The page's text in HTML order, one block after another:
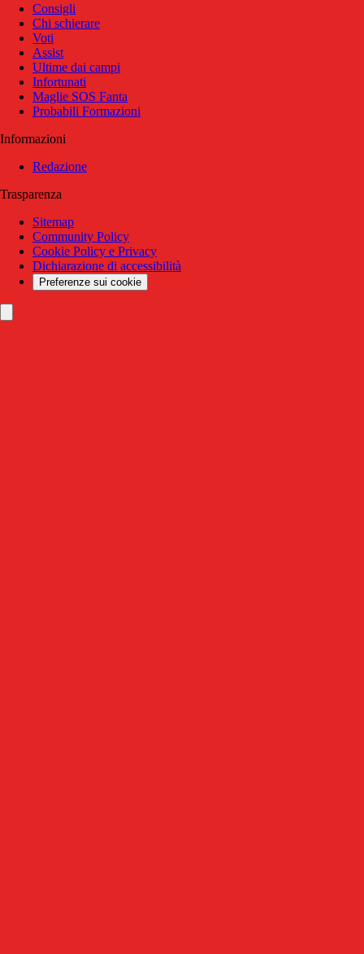
Consigli
Chi schierare
Voti
Assist
Ultime dai campi
Infortunati
Maglie SOS Fanta
Probabili Formazioni
Informazioni
Redazione
Trasparenza
Sitemap
Community Policy
Cookie Policy e Privacy
Dichiarazione di accessibilità
Preferenze sui cookie